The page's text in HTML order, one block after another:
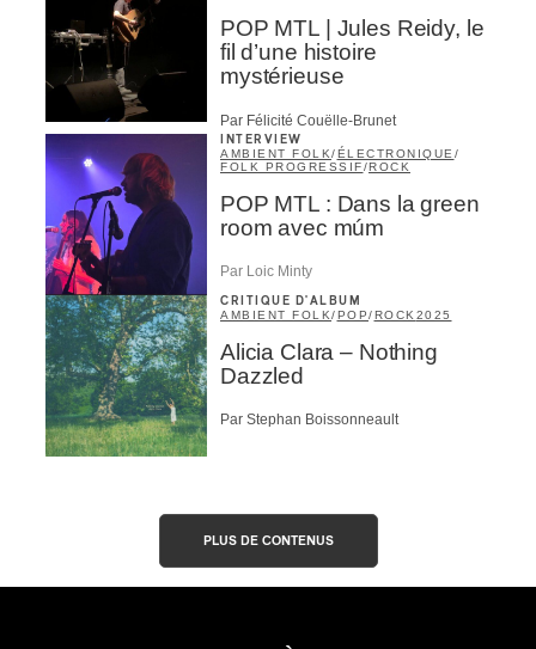
POP MTL | Jules Reidy, le
fil d’une histoire
mystérieuse
Par Félicité Couëlle-Brunet
INTERVIEW
AMBIENT FOLK/ÉLECTRONIQUE /
FOLK PROGRESSIF/ROCK
POP MTL : Dans la green
room avec múm
Par Loic Minty
CRITIQUE D'ALBUM
AMBIENT FOLK/POP/ROCK 2025
Alicia Clara – Nothing
Dazzled
Par Stephan Boissonneault
PLUS DE CONTENUS
Prénom
Nom*
Type d'abonné
Mélomane
Professionnel industrie musicale
Amateur-e /Fan
Contributeur-trice
Fournisseur
Artiste
CAPTCHA